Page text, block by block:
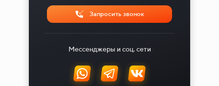
Запросить звонок
Мессенджеры и соц. сети